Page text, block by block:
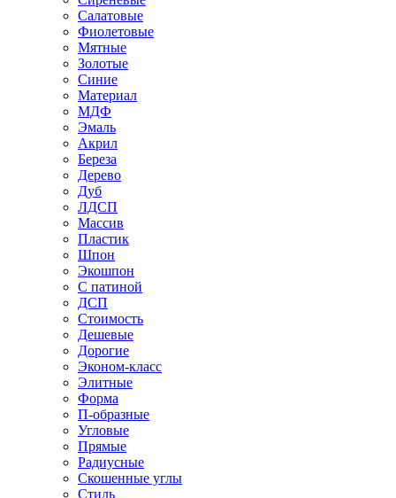
Салатовые
Фиолетовые
Мятные
Золотые
Синие
Материал
МДФ
Эмаль
Акрил
Береза
Дерево
Дуб
ЛДСП
Массив
Пластик
Шпон
Экошпон
С патиной
ДСП
Стоимость
Дешевые
Дорогие
Эконом-класс
Элитные
Форма
П-образные
Угловые
Прямые
Радиусные
Скошенные углы
Стиль